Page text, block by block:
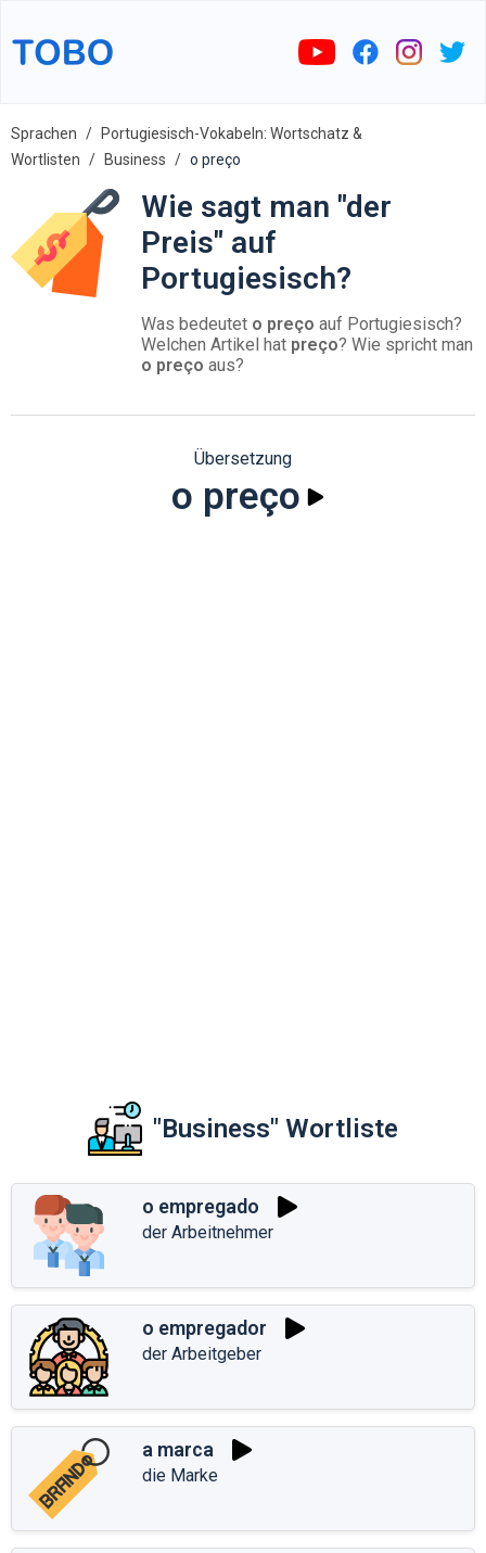
Sprachen
Portugiesisch-Vokabeln: Wortschatz &
Wortlisten
Business o preço
Wie sagt man "der
Preis" auf
Portugiesisch?
Was bedeutet o preço auf Portugiesisch?
Welchen Artikel hat preço? Wie spricht man
o preço aus?
Übersetzung
o preço
"Business" Wortliste
o empregado
der Arbeitnehmer
o empregador
der Arbeitgeber
a marca
die Marke